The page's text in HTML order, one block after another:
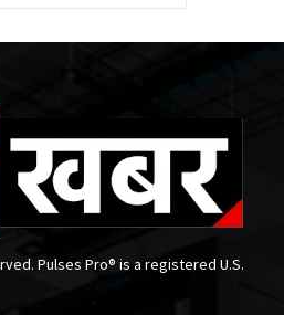
Pulses Pro® is a registered U.S.